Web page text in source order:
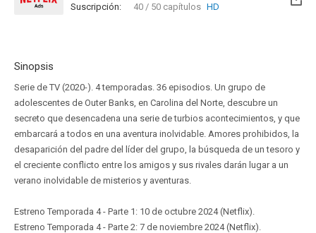
Suscripción:
40 / 50 capítulos HD
Sinopsis
Serie de TV (2020-). 4 temporadas. 36 episodios. Un grupo de
adolescentes de Outer Banks, en Carolina del Norte, descubre un
secreto que desencadena una serie de turbios acontecimientos, y que
embarcará a todos en una aventura inolvidable. Amores prohibidos, la
desaparición del padre del líder del grupo, la búsqueda de un tesoro y
el creciente conflicto entre los amigos y sus rivales darán lugar a un
verano inolvidable de misterios y aventuras.
Estreno Temporada 4 - Parte 1: 10 de octubre 2024 (Netflix).
Estreno Temporada 4 - Parte 2: 7 de noviembre 2024 (Netflix).